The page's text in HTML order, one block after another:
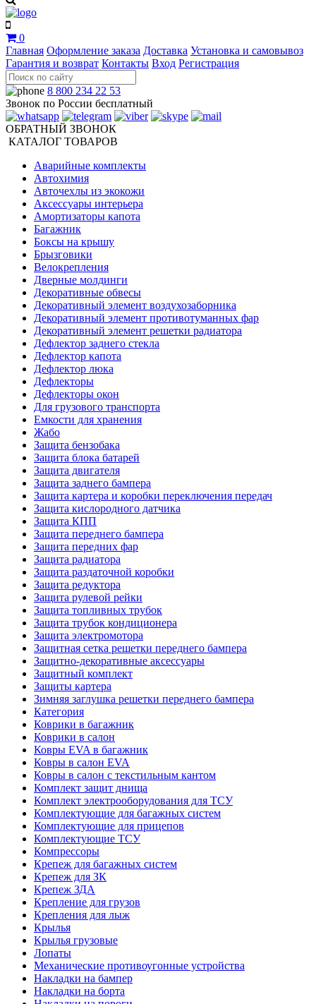
0
Главная Оформление заказа Доставка Установка и самовывоз
Гарантия и возврат Контакты Вход Регистрация
8 800 234 22 53
Звонок по России бесплатный
ОБРАТНЫЙ ЗВОНОК
КАТАЛОГ ТОВАРОВ
Аварийные комплекты
Автохимия
Авточехлы из экокожи
Аксессуары интерьера
Амортизаторы капота
Багажник
Боксы на крышу
Брызговики
Велокрепления
Дверные молдинги
Декоративные обвесы
Декоративный элемент воздухозаборника
Декоративный элемент противотуманных фар
Декоративный элемент решетки радиатора
Дефлектор заднего стекла
Дефлектор капота
Дефлектор люка
Дефлекторы
Дефлекторы окон
Для грузового транспорта
Емкости для хранения
Жабо
Защита бензобака
Защита блока батарей
Защита двигателя
Защита заднего бампера
Защита картера и коробки переключения передач
Защита кислородного датчика
Защита КПП
Защита переднего бампера
Защита передних фар
Защита радиатора
Защита раздаточной коробки
Защита редуктора
Защита рулевой рейки
Защита топливных трубок
Защита трубок кондиционера
Защита электромотора
Защитная сетка решетки переднего бампера
Защитно-декоративные аксессуары
Защитный комплект
Защиты картера
Зимняя заглушка решетки переднего бампера
Категория
Коврики в багажник
Коврики в салон
Ковры EVA в багажник
Ковры в салон EVA
Ковры в салон с текстильным кантом
Комплект защит днища
Комплект электрооборудования для ТСУ
Комплектующие для багажных систем
Комплектующие для прицепов
Комплектующие ТСУ
Компрессоры
Крепеж для багажных систем
Крепеж для ЗК
Крепеж ЗДА
Крепление для грузов
Крепления для лыж
Крылья
Крылья грузовые
Лопаты
Механические противоугонные устройства
Накладки на бампер
Накладки на борта